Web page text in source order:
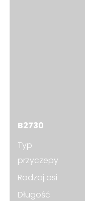
B2730
Typ
przyczepy
Rodzaj osi
Długość